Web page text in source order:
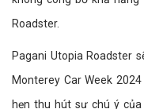
Roadster.
Pagani Utopia Roadster
Monterey Car Week
hẹn thu hút sự chú ý